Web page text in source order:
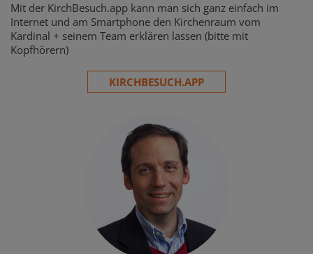
Mit der KirchBesuch.app kann man sich ganz einfach im
Internet und am Smartphone den Kirchenraum vom
Kardinal + seinem Team erklären lassen (bitte mit
Kopfhörern)
KIRCHBESUCH.APP